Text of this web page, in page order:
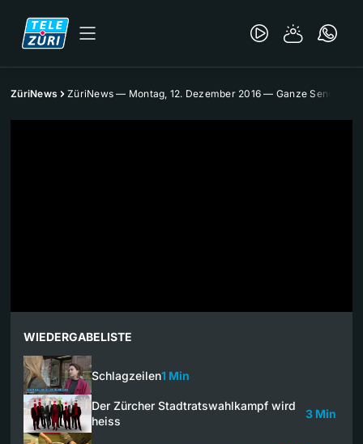
ZüriNews ZüriNews — Montag, 12. Dezember 2016 — Ganze Sendung
WIEDERGABELISTE
Schlagzeilen1 Min
Der Zürcher Stadtratswahlkampf wird
heiss
3 Min